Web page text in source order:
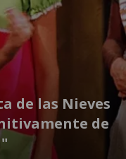
de las Nieves
de